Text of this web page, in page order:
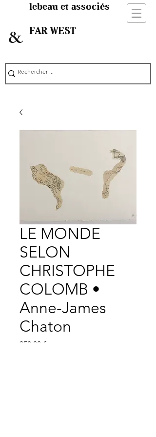
&
lebeau et associés
FAR WEST
LE MONDE
SELON
CHRISTOPHE
COLOMB •
Anne-James
Chaton
350,00 €